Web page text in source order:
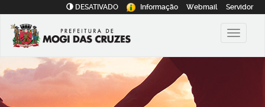
DESATIVADO Informação Webmail Servidor